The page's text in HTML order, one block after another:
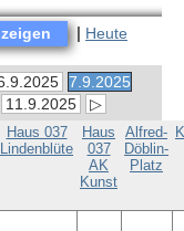
Heute
7.9.2025
11.9.2025 ▷
Haus 037
Lindenblüte
Haus
037
AK
Kunst
Alfred-
Döblin-
Platz